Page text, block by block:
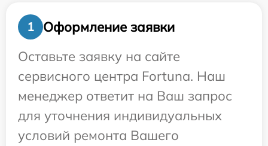
1
Оформление заявки
Оставьте заявку на сайте
сервисного центра Fortuna. Наш
менеджер ответит на Ваш запрос
для уточнения индивидуальных
условий ремонта Вашего